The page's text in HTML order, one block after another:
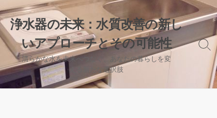
コ
ン
テ
ン
へ
ス
キ
浄水器の未来：水質改善の新し
いアプローチとその可能性
清らかな水を未来へつなぐ、あなたの暮らしを変
える新たな選択肢
検
り
替